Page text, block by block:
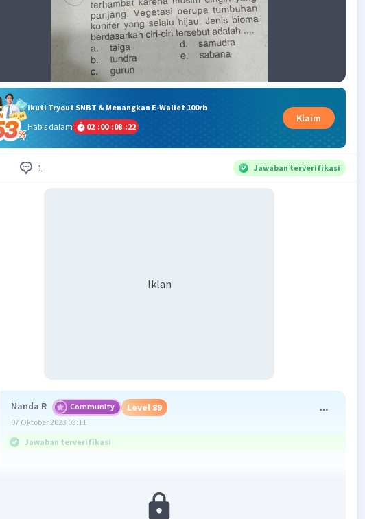
Ikuti Tryout SNBT & Menangkan E-Wallet 100rb
Habis dalam
02 :00 :08 :22
Klaim
1 Jawaban terverifikasi
Iklan
Nanda R Community Level 89
07 Oktober 2023 03:11
Jawaban terverifikasi
Bioma Taiga merupakan hutan yang tersusun dari satu spesies